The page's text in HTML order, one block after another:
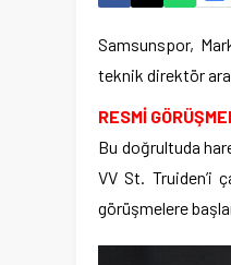
Samsunspor,
teknik direktör
RESMİ
Bu doğrultuda
VV St. Truiden’i
görüşmelere